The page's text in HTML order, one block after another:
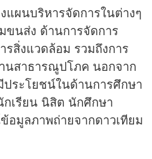
แผนบริหารจัดการในต่างๆ
ขนส่ง ด้านการจัดการ
รสิ่งแวดล้อม รวมถึงการ
นสาธารณูปโภค นอกจาก
ระโยชน์ในด้านการศึกษา
เรียน นิสิต นักศึกษา
อมูลภาพถ่ายจากดาวเทียม